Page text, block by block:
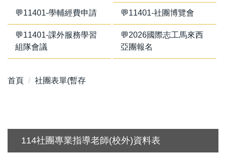
💬11401-學輔經費申請 💬11401-社團博覽會
💬11401-課外服務學習
組隊會議
💬2026國際志工馬來西
亞團報名
首頁 社團表單(暫存
114社團專業指導老師(校外)資料表